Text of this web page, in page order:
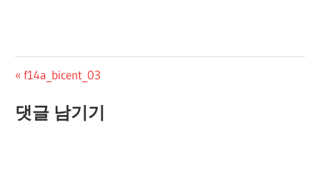
글
탐
Previous
f14a_bicent_03
댓글 남기기